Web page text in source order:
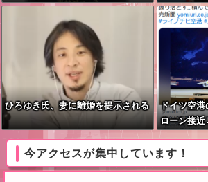
催場所半減
ひろゆき氏、妻に離婚を提示される
ドイツ空港
ローン接
然起爆装
今アクセスが集中しています！